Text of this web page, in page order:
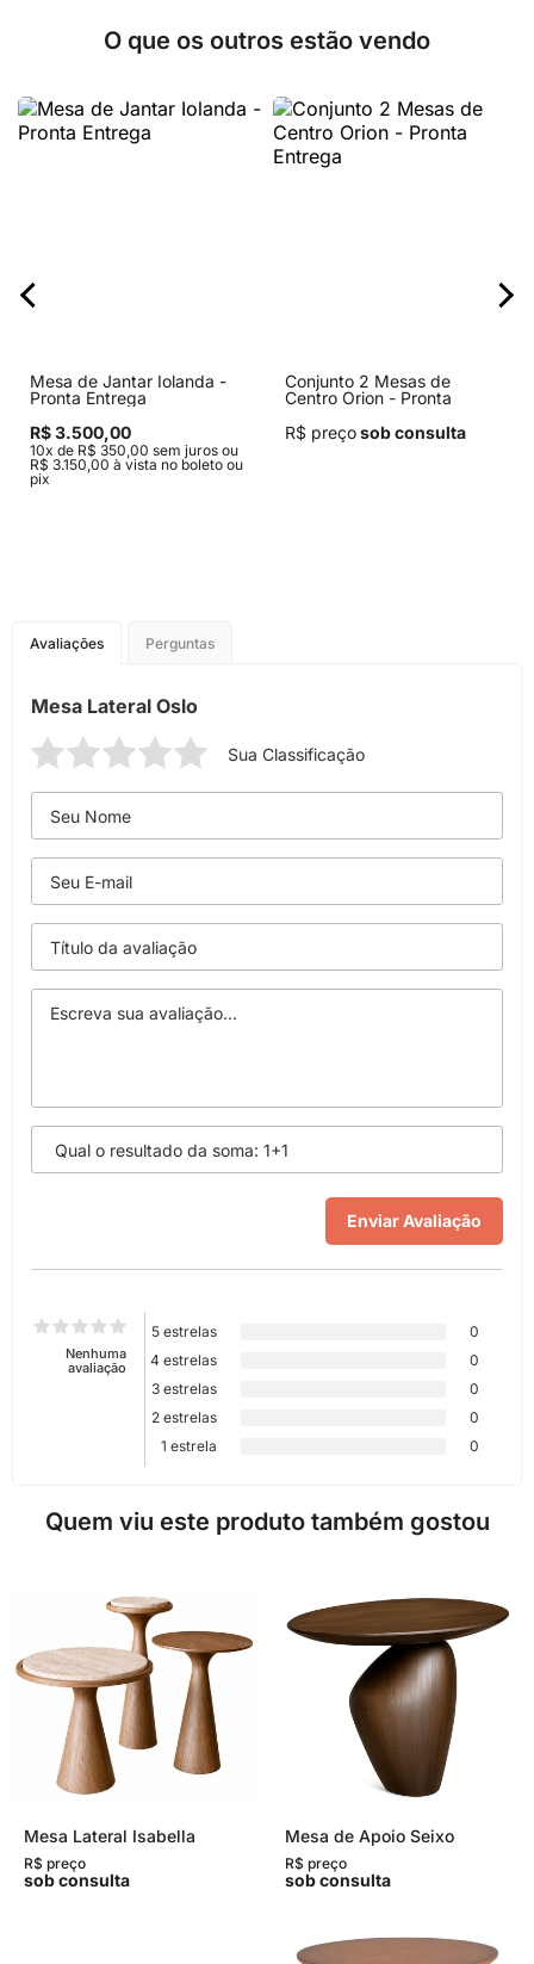
O que os outros estão vendo
Mesa de Jantar Iolanda -
Pronta Entrega
R$ 3.500,00
10x de R$ 350,00 sem juros ou
R$ 3.150,00 à vista no boleto ou
pix
Conjunto 2 Mesas de
Centro Orion - Pronta
R$ preçosob consulta
Avaliações Perguntas
Mesa Lateral Oslo
Sua Classificação
Nenhuma
avaliação
5 estrelas
0
4 estrelas
0
3 estrelas
0
2 estrelas
0
1 estrela
0
Quem viu este produto também gostou
Mesa Lateral Isabella
R$ preço
sob consulta
Mesa de Apoio Seixo
R$ preço
sob consulta